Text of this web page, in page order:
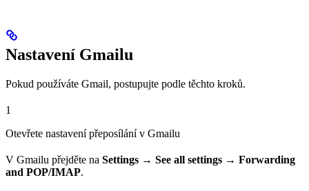
Nastavení Gmailu
Pokud používáte Gmail, postupujte podle těchto kroků.
1
Otevřete nastavení přeposílání v Gmailu
V Gmailu přejděte na Settings → See all settings → Forwarding
and POP/IMAP.